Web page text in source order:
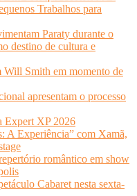
Trabalhos para
Paraty durante o
destino de cultura e
Will Smith em momento de
apresentam o processo
Expert XP 2026
A Experiência” com Xamã,
romântico em show
Cabaret nesta sexta-